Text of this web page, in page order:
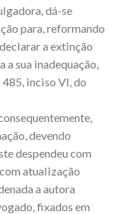
dá-se
para, reformando
a extinção
sua inadequação,
inciso VI, do
devendo
despendeu com
atualização
a autora
fixados em